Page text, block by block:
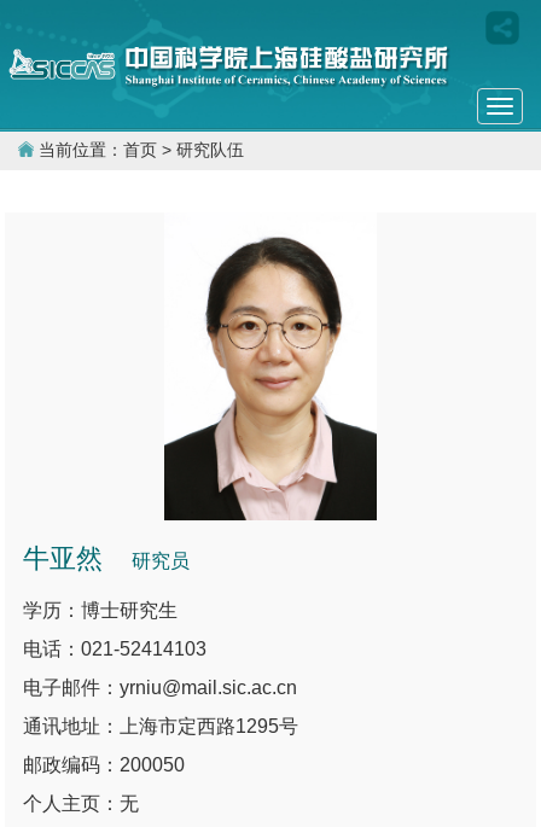
当前位置： 首页 > 研究队伍
牛亚然 研究员
学历：博士研究生
电话：021-52414103
电子邮件：yrniu@mail.sic.ac.cn
通讯地址：上海市定西路1295号
邮政编码：200050
个人主页：无